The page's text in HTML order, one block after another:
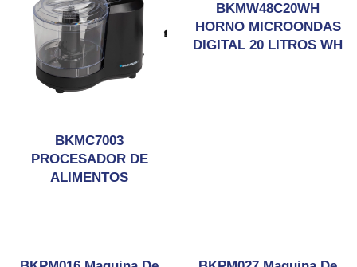
BKMC7003
PROCESADOR DE
ALIMENTOS
BKMW48C20WH
HORNO MICROONDAS
DIGITAL 20 LITROS WH